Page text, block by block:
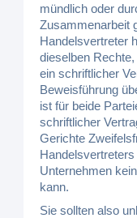
mündlich oder
Zusammenarbeit
Handelsvertreter
dieselben
ein schriftlicher
Beweisführung
ist für beide
schriftlicher
Gerichte
Unternehmen
kann.
Sie sollten also